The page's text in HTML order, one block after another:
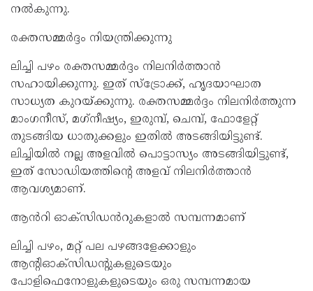
നല്‍കുന്നു.
രക്തസമ്മര്‍ദ്ദം നിയന്ത്രിക്കുന്നു
ലിച്ചി പഴം രക്തസമ്മര്‍ദ്ദം നിലനിര്‍ത്താന്‍
സഹായിക്കുന്നു. ഇത് സ്‌ട്രോക്ക്, ഹൃദയാഘാത
സാധ്യത കുറയ്ക്കുന്നു. രക്തസമ്മര്‍ദ്ദം നിലനിര്‍ത്തുന്ന
മാംഗനീസ്, മഗ്‌നീഷ്യം, ഇരുമ്പ്, ചെമ്പ്, ഫോളേറ്റ്
തുടങ്ങിയ ധാതുക്കളും ഇതില്‍ അടങ്ങിയിട്ടുണ്ട്.
ലിച്ചിയില്‍ നല്ല അളവില്‍ പൊട്ടാസ്യം അടങ്ങിയിട്ടുണ്ട്,
ഇത് സോഡിയത്തിന്റെ അളവ് നിലനിര്‍ത്താന്‍
ആവശ്യമാണ്.
ആൻറി ഓക്സിഡൻറുകളാൽ സമ്പന്നമാണ്
ലിച്ചി പഴം, മറ്റ് പല പഴങ്ങളേക്കാളും
ആന്റിഓക്‌സിഡന്റുകളുടെയും
പോളിഫെനോളുകളുടെയും ഒരു സമ്പന്നമായ